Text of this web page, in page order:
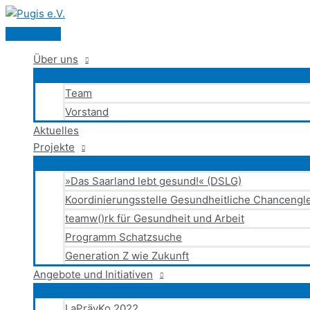
Zum
Inhalt
springen
Über uns
Team
Vorstand
Aktuelles
Projekte
»Das Saarland lebt gesund!« (DSLG)
Koordinierungsstelle Gesundheitliche
teamw()rk für Gesundheit und Arbeit
Programm Schatzsuche
Generation Z wie Zukunft
Angebote und Initiativen